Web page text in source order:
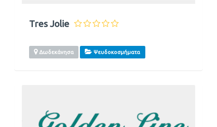
Tres Jolie
Δωδεκάνησα Ψευδοκοσμήματα